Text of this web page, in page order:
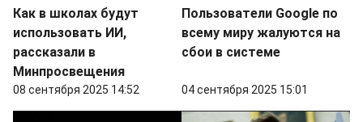
Как в школах будут
использовать ИИ,
рассказали в
Минпросвещения
08 сентября 2025 14:52
Пользователи Google по
всему миру жалуются на
сбои в системе
04 сентября 2025 15:01